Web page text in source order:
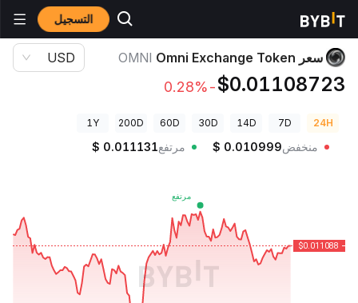
التسجيل أسعار العملات الرقمية
سعر Omni Exchange Token OMNI
$0.01108723
-0.28%
USD
24H
7D
14D
30D
60D
200D
1Y
منخفض $ 0.010999 مرتفع $ 0.011131